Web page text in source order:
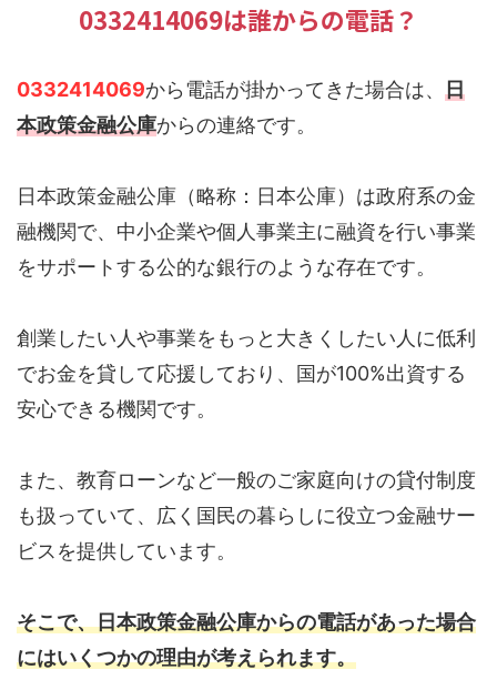
0332414069は誰からの電話？
0332414069から電話が掛かってきた場合は、 日
本政策金融公庫からの連絡です。
日本政策金融公庫（略称：日本公庫）は政府系の金
融機関で、中小企業や個人事業主に融資を行い事業
をサポートする公的な銀行のような存在です。
創業したい人や事業をもっと大きくしたい人に低利
でお金を貸して応援しており、国が100%出資する
安心できる機関です。
また、教育ローンなど一般のご家庭向けの貸付制度
も扱っていて、広く国民の暮らしに役立つ金融サー
ビスを提供しています。
そこで、日本政策金融公庫からの電話があった場合
にはいくつかの理由が考えられます。